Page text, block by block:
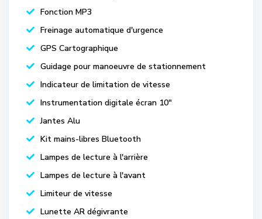
Fonction MP3
Freinage automatique d'urgence
GPS Cartographique
Guidage pour manoeuvre de stationnement
Indicateur de limitation de vitesse
Instrumentation digitale écran 10"
Jantes Alu
Kit mains-libres Bluetooth
Lampes de lecture à l'arrière
Lampes de lecture à l'avant
Limiteur de vitesse
Lunette AR dégivrante